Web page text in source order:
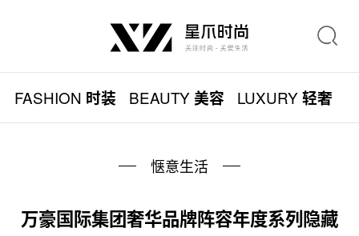
FASHION 时装 BEAUTY美容 LUXURY轻奢
惬意生活
万豪国际集团奢华品牌阵容年度系列隐藏